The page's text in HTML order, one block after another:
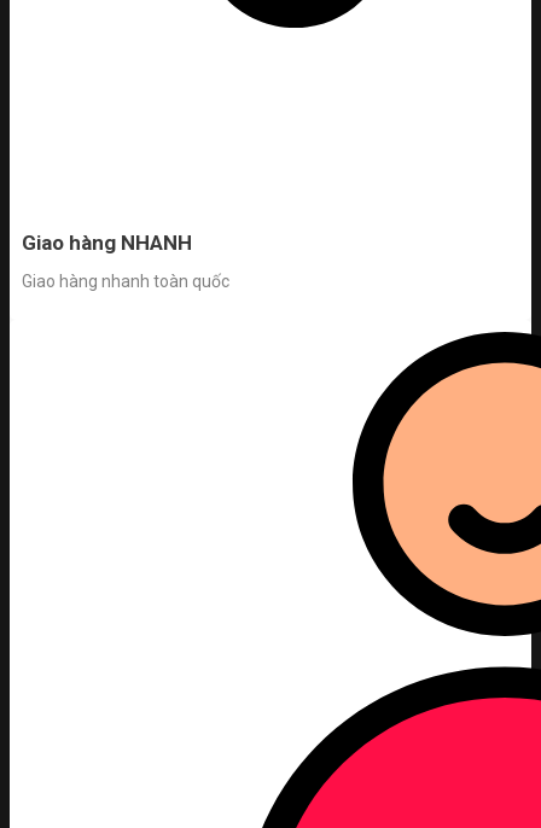
Giao hàng NHANH
Giao hàng nhanh toàn quốc